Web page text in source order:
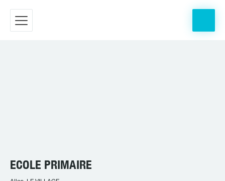
ECOLE PRIMAIRE